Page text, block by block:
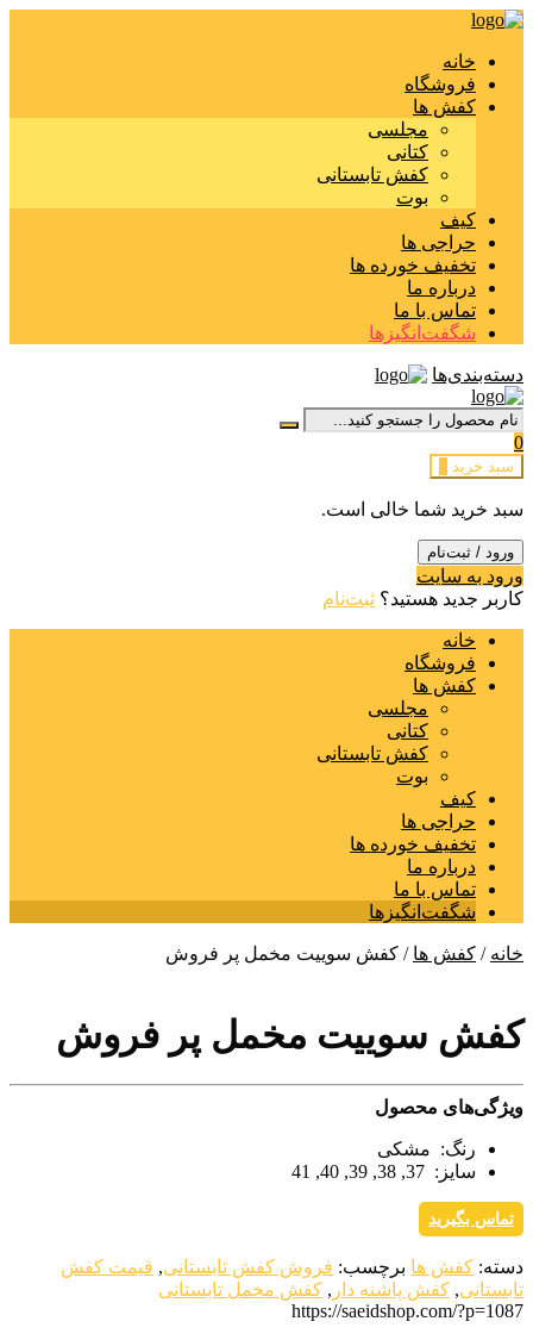
خانه
فروشگاه
کفش ها
مجلسی
کتانی
کفش تابستانی
بوت
کیف
حراجی ها
تخفیف خورده ها
درباره ما
تماس با ما
شگفت‌انگیزها
دسته‌بندی‌ها
0
سبد خرید
سبد خرید شما خالی است.
ورود / ثبت‌نام
ورود به سایت
کاربر جدید هستید؟ ثبت‌نام
خانه
فروشگاه
کفش ها
مجلسی
کتانی
کفش تابستانی
بوت
کیف
حراجی ها
تخفیف خورده ها
درباره ما
تماس با ما
شگفت‌انگیزها
خانه / کفش ها / کفش سوییت مخمل پر فروش
کفش سوییت مخمل پر فروش
ویژگی‌های محصول
رنگ: مشکی
سایز: 37, 38, 39, 40, 41
تماس بگیرید
دسته: کفش ها برچسب: فروش کفش تابستانی, قیمت کفش
تابستانی, کفش پاشنه دار , کفش مخمل تابستانی
https://saeidshop.com/?p=1087